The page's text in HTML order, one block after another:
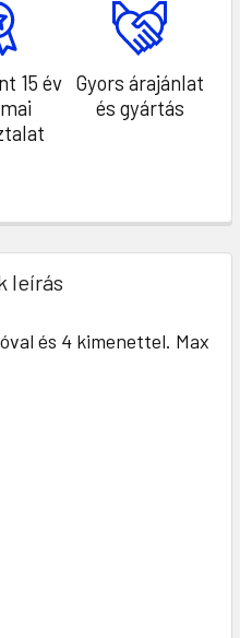
15 év Gyors árajánlat
és gyártás
leírás
és 4 kimenettel. Max